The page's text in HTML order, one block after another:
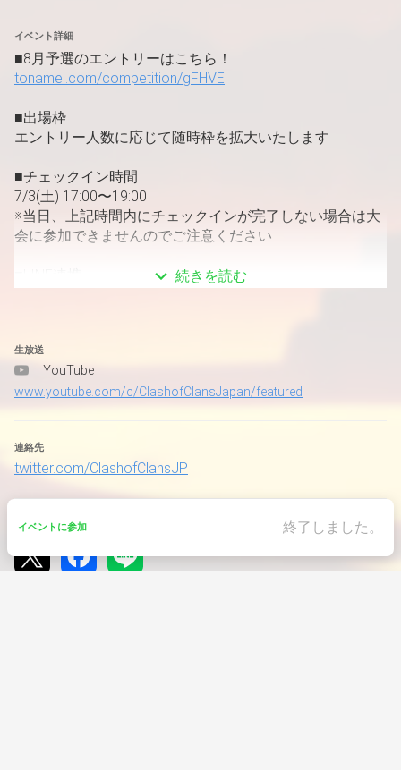
イベント詳細
■8月予選のエントリーはこちら！
tonamel.com/competition/gFHVE
■出場枠
エントリー人数に応じて随時枠を拡大いたします
■チェックイン時間
7/3(土) 17:00〜19:00
※当日、上記時間内にチェックインが完了しない場合は大
会に参加できませんのでご注意ください
■ルール
本大会のルール・スケジュールは、以下URLを参照してく
ださい
■クラクラ公式Twitterアカウント
twitter.com/ClashofClansJP
7/3(土) 17:00
続きを読む
生放送
YouTube
www.youtube.com/c/ClashofClansJapan/featured
連絡先
twitter.com/ClashofClansJP
シェア
イベントに参加 終了しました。